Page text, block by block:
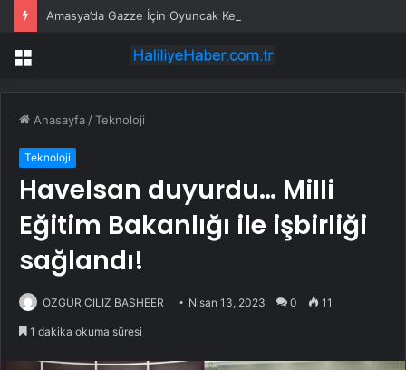
Amasya’da Gazze İçin Oyuncak Kermesi
Menü
Anasayfa /Teknoloji
Teknoloji
Havelsan duyurdu… Milli
Eğitim Bakanlığı ile işbirliği
sağlandı!
ÖZGÜR CILIZ BASHEER Nisan 13, 2023 0 11
1 dakika okuma süresi